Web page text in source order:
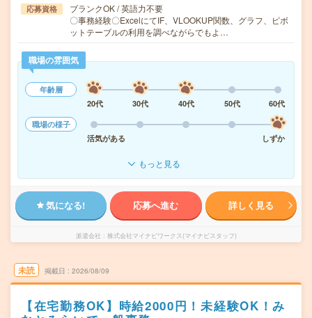
応募資格
ブランクOK / 英語力不要
〇事務経験〇ExcelにてIF、VLOOKUP関数、グラフ、ピボ
ットテーブルの利用を調べながらでもよ…
職場の雰囲気
年齢層
20代
30代 40代 50代
60代
職場の様子
活気がある
しずか
もっと見る
気になる! 応募へ進む 詳しく見る
派遣会社 株式会社マイナビワークス(マイナビスタッフ)
未読 掲載日 2026/08/09
【在宅勤務OK】時給2000円！未経験OK！み